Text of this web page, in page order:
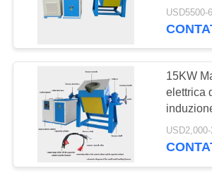
SULLA
PRIVACY
induzione che
estigue
15KW
elettrica
fusione
alluminio